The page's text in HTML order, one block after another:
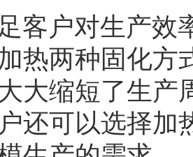
客户对生产效
热两种固化方
大缩短了生产
还可以选择加